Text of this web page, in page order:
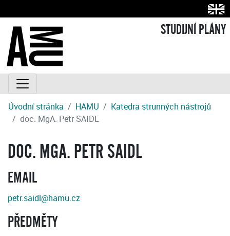
STUDIJNÍ PLÁNY
Úvodní stránka HAMU
Katedra strunných nástrojů
doc. MgA. Petr SAIDL
DOC. MGA. PETR SAIDL
EMAIL
petr.saidl@hamu.cz
PŘEDMĚTY